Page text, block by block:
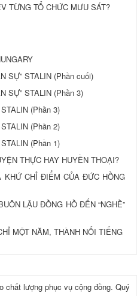
TỪNG TỔ CHỨC MƯU SÁT?
SỰ” STALIN (Phần cuối)
SỰ” STALIN (Phần 3)
(Phần 3)
(Phần 2)
(Phần 1)
THỰC HAY HUYỀN THOẠI?
KHỨ CHỈ ĐIỂM CỦA ĐỨC HỒNG
LẬU ÐỒNG HỒ ÐẾN “NGHỀ”
MỘT NĂM, THÀNH NỔI TIẾNG
chất lượng phục vụ cộng đồng. Quý